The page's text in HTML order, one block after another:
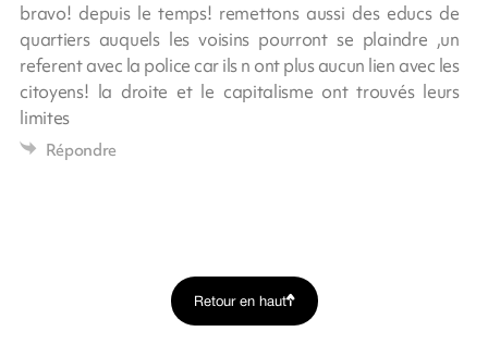
bravo! depuis le temps! remettons aussi des educs de
quartiers auquels les voisins pourront se plaindre ,un
referent avec la police car ils n ont plus aucun lien avec les
citoyens! la droite et le capitalisme ont trouvés leurs
limites
Répondre
Retour en haut